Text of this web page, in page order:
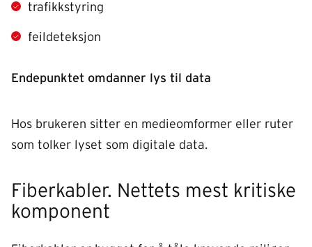
trafikkstyring
feildeteksjon
Endepunktet omdanner lys til data
Hos brukeren sitter en medieomformer eller ruter
som tolker lyset som digitale data.
Fiberkabler. Nettets mest kritiske
komponent